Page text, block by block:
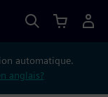
automatique.
anglais?